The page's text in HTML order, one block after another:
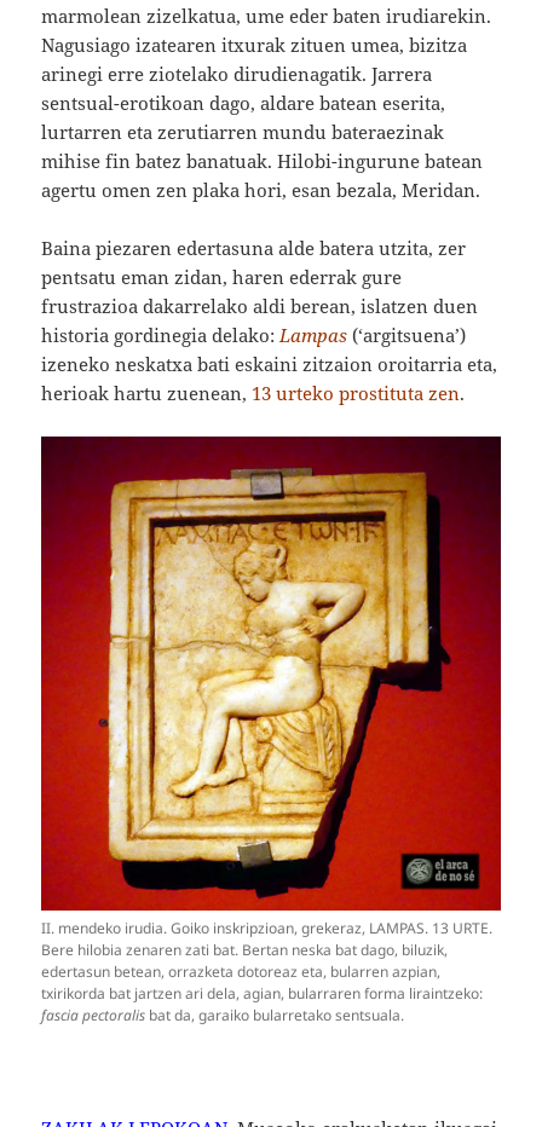
marmolean zizelkatua, ume eder baten irudiarekin.
Nagusiago izatearen itxurak zituen umea, bizitza
arinegi erre ziotelako dirudienagatik. Jarrera
sentsual-erotikoan dago, aldare batean eserita,
lurtarren eta zerutiarren mundu bateraezinak
mihise fin batez banatuak. Hilobi-ingurune batean
agertu omen zen plaka hori, esan bezala, Meridan.
Baina piezaren edertasuna alde batera utzita, zer
pentsatu eman zidan, haren ederrak gure
frustrazioa dakarrelako aldi berean, islatzen duen
historia gordinegia delako:Lampas (‘argitsuena’)
izeneko neskatxa bati eskaini zitzaion oroitarria eta,
herioak hartu zuenean, 13 urteko prostituta zen.
II. mendeko irudia. Goiko inskripzioan, grekeraz, LAMPAS. 13 URTE.
Bere hilobia zenaren zati bat. Bertan neska bat dago, biluzik,
edertasun betean, orrazketa dotoreaz eta, bularren azpian,
txirikorda bat jartzen ari dela, agian, bularraren forma liraintzeko:
fascia pectoralis bat da, garaiko bularretako sentsuala.